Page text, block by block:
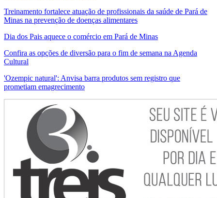
Treinamento fortalece atuação de profissionais da saúde de Pará de
Minas na prevenção de doenças alimentares
Dia dos Pais aquece o comércio em Pará de Minas
Confira as opções de diversão para o fim de semana na Agenda
Cultural
'Ozempic natural': Anvisa barra produtos sem registro que
prometiam emagrecimento